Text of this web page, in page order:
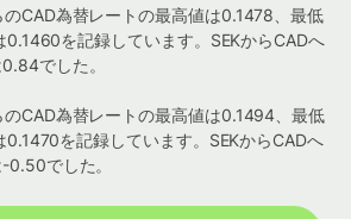
CAD為替レートの最高値は0.1478、最低
を記録しています。SEKからCADへ
でした。
CAD為替レートの最高値は0.1494、最低
を記録しています。SEKからCADへ
0.50でした。